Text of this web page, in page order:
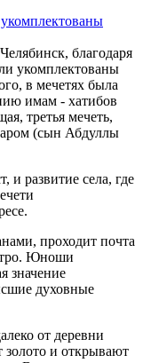
благодаря
укомплектованы
в мечетях была
имам - хатибов
третья мечеть,
(сын Абдуллы
и развитие села, где
проходит почта
Юноши
значение
духовные
от деревни
золото и открывают